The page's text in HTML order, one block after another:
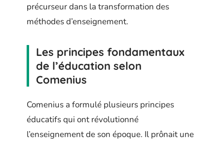
précurseur dans la transformation des
méthodes d’enseignement.
Les principes fondamentaux
de l’éducation selon
Comenius
Comenius a formulé plusieurs principes
éducatifs qui ont révolutionné
l’enseignement de son époque. Il prônait une